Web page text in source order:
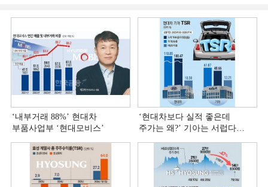
‘내부거래 88%ʼ 현대차
부품사업부 ‘현대모비스ʼ
‘현대차보다 실적 좋은데
주가는 왜?ʼ 기아는 서럽다